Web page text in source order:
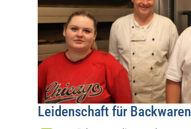
Leidenschaft für Backwaren